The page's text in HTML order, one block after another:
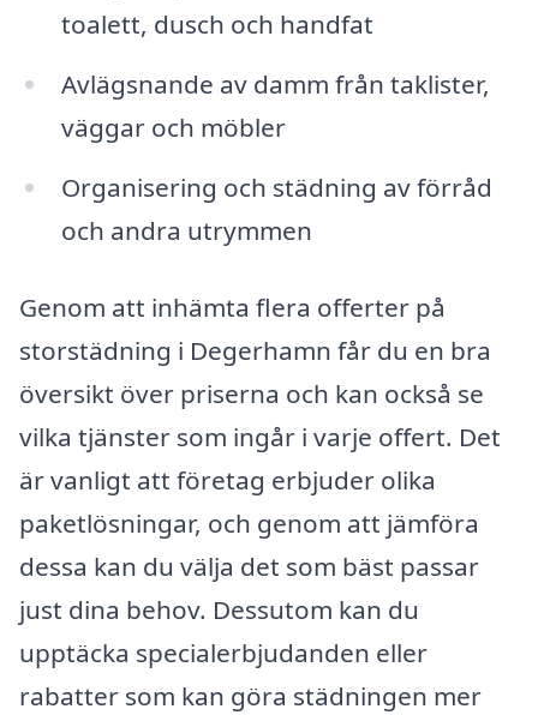
toalett, dusch och handfat
Avlägsnande av damm från taklister,
väggar och möbler
Organisering och städning av förråd
och andra utrymmen
Genom att inhämta flera offerter på
storstädning i Degerhamn får du en bra
översikt över priserna och kan också se
vilka tjänster som ingår i varje offert. Det
är vanligt att företag erbjuder olika
paketlösningar, och genom att jämföra
dessa kan du välja det som bäst passar
just dina behov. Dessutom kan du
upptäcka specialerbjudanden eller
rabatter som kan göra städningen mer